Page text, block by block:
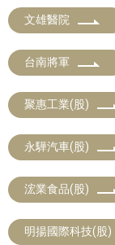
文雄醫院
台南將軍
聚惠工業(股)
永驊汽車(股)
浤業食品(股)
明揚國際科技(股)